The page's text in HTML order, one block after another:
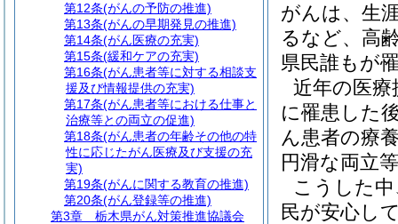
がんは、生
るなど、高
県民誰もが
近年の医
に罹患した
ん患者の療
円滑な両立
こうした
民が安心し
第12条(がんの予防の推進)
第13条(がんの早期発見の推進)
第14条(がん医療の充実)
第15条(緩和ケアの充実)
第16条(がん患者等に対する相談支
援及び情報提供の充実)
第17条(がん患者等における仕事と
治療等との両立の促進)
第18条(がん患者の年齢その他の特
性に応じたがん医療及び支援の充
実)
第19条(がんに関する教育の推進)
第20条(がん登録等の推進)
第3章
栃木県がん対策推進協議会